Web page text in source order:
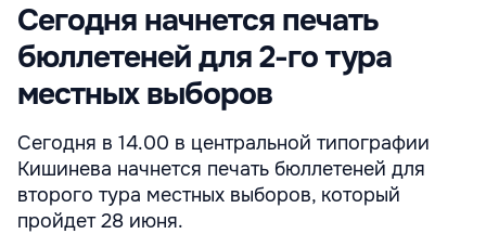
Сегодня начнется печать
бюллетеней для 2-го тура
местных выборов
Сегодня в 14.00 в центральной типографии
Кишинева начнется печать бюллетеней для
второго тура местных выборов, который
пройдет 28 июня.